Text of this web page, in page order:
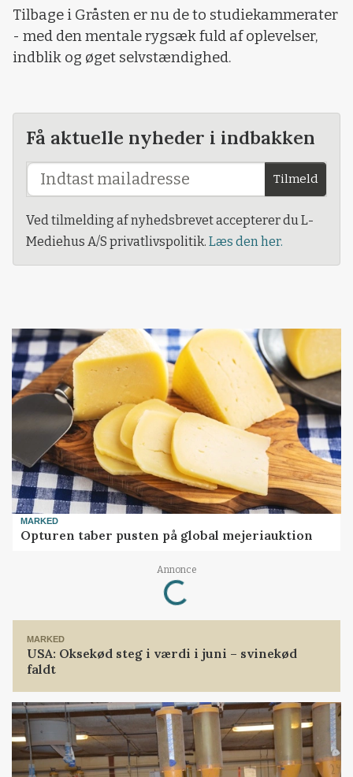
Tilbage i Gråsten er nu de to studiekammerater
- med den mentale rygsæk fuld af oplevelser,
indblik og øget selvstændighed.
Få aktuelle nyheder i indbakken
Tilmeld
Ved tilmelding af nyhedsbrevet accepterer du L-
Mediehus A/S privatlivspolitik. Læs den her.
MARKED
Opturen taber pusten på global mejeriauktion
Annonce
Loading...
MARKED
USA: Oksekød steg i værdi i juni – svinekød
faldt